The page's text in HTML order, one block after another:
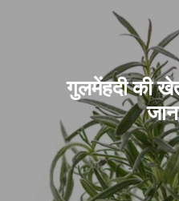
गुलमेंहदी की